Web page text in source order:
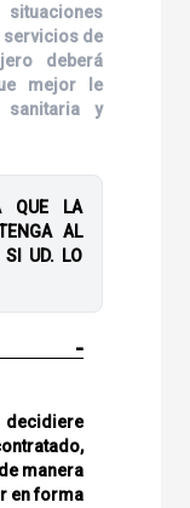
servicios de
deberá
mejor le
sanitaria y
QUE LA
AL
SI UD. LO
-
manera
en forma